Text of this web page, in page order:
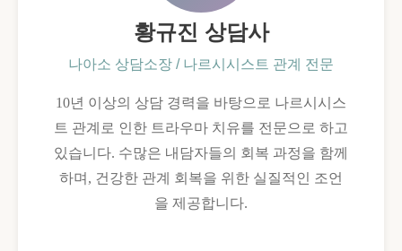
황규진 상담사
나아소 상담소장 / 나르시시스트 관계 전문
10년 이상의 상담 경력을 바탕으로 나르시시스
트 관계로 인한 트라우마 치유를 전문으로 하고
있습니다. 수많은 내담자들의 회복 과정을 함께
하며, 건강한 관계 회복을 위한 실질적인 조언
을 제공합니다.